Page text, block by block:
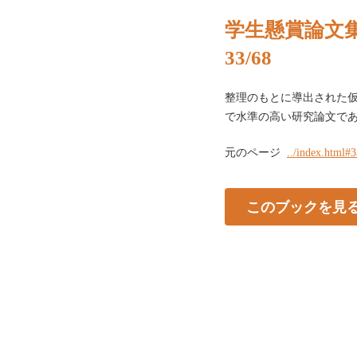
学生懸賞論文
33/68
整理のもとに導出された
で水準の高い研究論文で
元のページ ../
このブックを見